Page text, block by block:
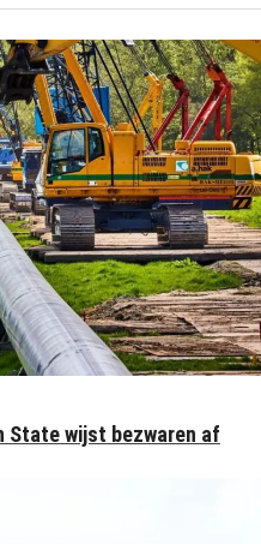
State wijst bezwaren af